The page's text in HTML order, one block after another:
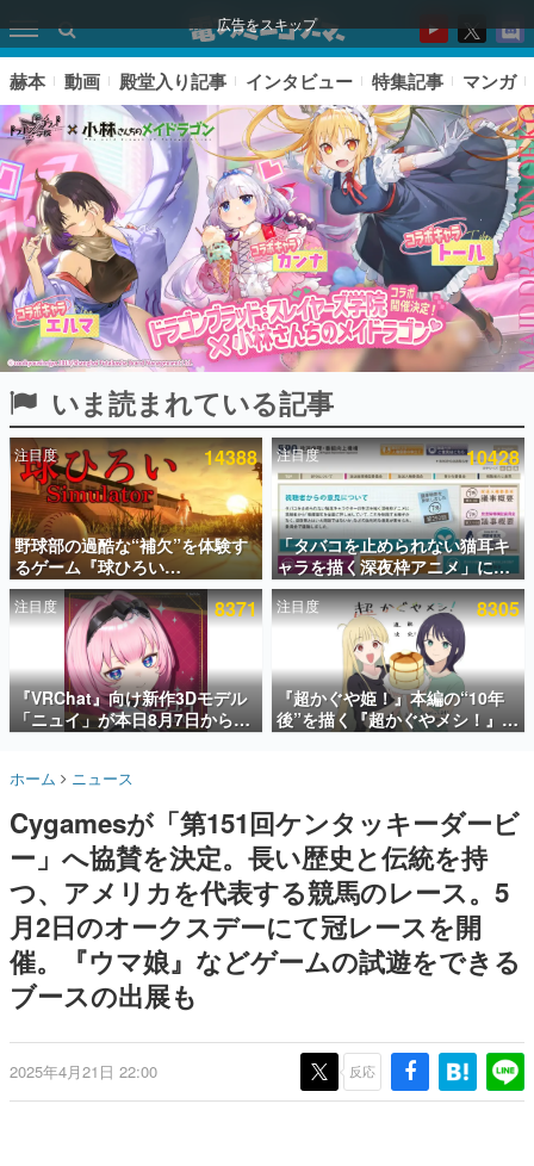
広告をスキップ
ピックアップ
電ファミのいま読まれている記事ランキング
アプリセール情報
インタビュー
連載・特集一覧
殿堂入り記事
SNS拡散数が数千以上！ ページビュー数万以上！ などな
ど。多くの人々に読まれた、電ファミ渾身の“殿堂入り”記
事をまとめました。
名作ゲームクリエイターの方々に製作時のエピソードをお
きます。
赫本
この物語を解いてはいけない。『赫本』は、〈試験問題〉
の形をした短編ホラー小説集です。
新世代に訊く
これからのデジタルゲーム市場を担う若きクリエイター達
の姿を追い、彼らのルーツと情熱を探っていきます。
ゲーム世代の作家たち
ゲームに多大な影響を受けた作家さんに取材し、ゲームが
日本のコンテンツ産業やカルチャーに与えた影響を探る企
画です。
赫本 動画 殿堂入り記事 インタビュー 特集記事 マンガ
いま読まれている記事
注目度 14388
野球部の過酷な“補欠”を体験す
るゲーム『球ひろい
Simulator』が「1件」のウィッ
シュリストをもとにチェコ語に
対応しSNSで話題に。『キング
ダム・カム』開発元やチェコの
プロ野球選手から称賛の声
注目度 10428
「タバコを止められない猫耳キ
ャラを描く深夜枠アニメ」に視
聴者の一部から批判意見。違法
薬物の使用と思しき描写も含め
て、BPOが議論を交わす
注目度 8371
『VRChat』向け新作3Dモデル
「ニュイ」が本日8月7日から
BOOTHにて発売。瞳に光る星
わいい
注目度 8305
『超かぐや姫！』本編の“10年
後”を描く『超かぐやメシ！』
Web連載決定。新たなWebマン
ホーム ニュース
Cygamesが「第151回ケンタッキーダービ
ー」へ協賛を決定。長い歴史と伝統を持
つ、アメリカを代表する競馬のレース。5
月2日のオークスデーにて冠レースを開
催。『ウマ娘』などゲームの試遊をできる
ブースの出展も
2025年4月21日 22:00 反応